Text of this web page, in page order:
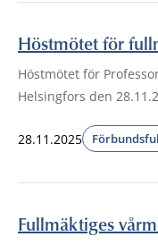
Höstmötet för
Höstmötet för
Helsingfors den
28.11.2025
Fullmäktiges